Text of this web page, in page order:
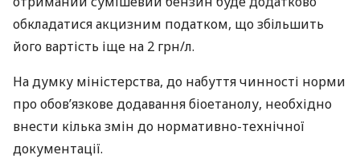
обкладатися акцизним податком, що збільшить
його вартість іще на 2 грн/л.
На думку міністерства, до набуття чинності норми
про обов’язкове додавання біоетанолу, необхідно
внести кілька змін до нормативно-технічної
документації.